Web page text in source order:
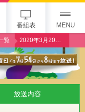
番組表 MENU
覧 2020年3月20日（金）「翔陽高校」
放送内容